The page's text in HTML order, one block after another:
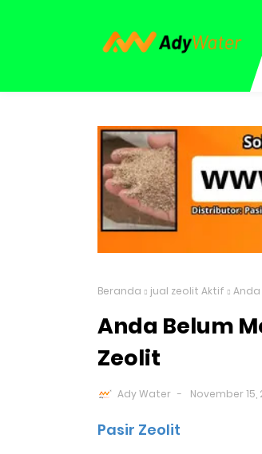
Beranda jual zeolit Aktif Anda
Anda Belum
Zeolit
Ady Water November 15,
Pasir Zeolit